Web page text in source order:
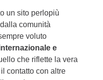
un sito perlopiù
comunità
voluto
e
che riflette la vera
contatto con altre